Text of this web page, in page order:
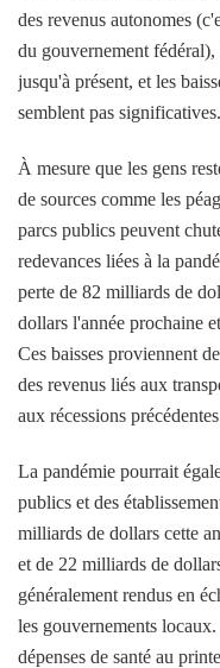
des revenus autonomes
du gouvernement
jusqu'à présent, et les
semblent pas significatives.
À mesure que les gens
de sources comme les
parcs publics peuvent
redevances liées à la
perte de 82 milliards de
dollars l'année prochaine
Ces baisses proviennent
des revenus liés aux
aux récessions
La pandémie pourrait
publics et des
milliards de dollars cette
et de 22 milliards de
généralement rendus en
les gouvernements
dépenses de santé au